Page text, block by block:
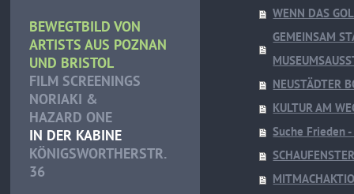
BEWEGTBILD VON
ARTISTS AUS POZNAN
UND BRISTOL
FILM SCREENINGS
NORIAKI &
HAZARD ONE
IN DER KABINE
KÖNIGSWORTHERSTR.
36
WENN DAS
GEMEINSAM
NEUSTÄDTER
KULTUR AM
Suche Frieden